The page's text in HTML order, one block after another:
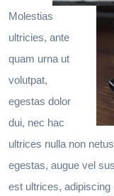
Molestias
ultricies, ante
quam urna ut
volutpat,
egestas dolor
dui, nec hac
ultrices nulla non
egestas, augue vel
est ultrices, adipiscing